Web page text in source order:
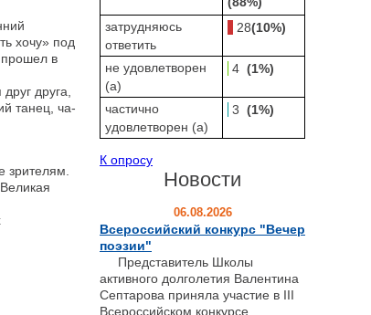
хочу» под
прошел в
друга,
танец, ча-
затрудняюсь
ответить
28(10%)
не удовлетворен
(а)
4 (1%)
частично
удовлетворен (а)
3 (1%)
К опросу
Новости
06.08.2026
Всероссийский конкурс "Вечер
поэзии"
Представитель Школы
активного долголетия Валентина
Септарова приняла участие в III
Всероссийском конкурсе